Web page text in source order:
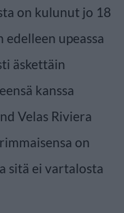
on kulunut jo 18
upeassa
äskettäin
kanssa
Velas Riviera
on
sitä ei vartalosta